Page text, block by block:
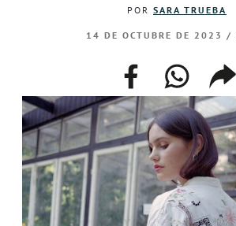
POR SARA TRUEBA
14 DE OCTUBRE DE 2023
facebookwhatsapp